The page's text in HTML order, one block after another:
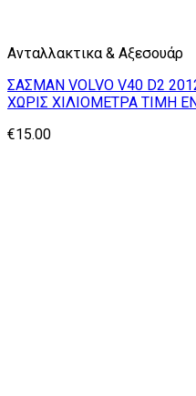
Ανταλλακτικα & Αξεσουάρ
ΣΑΣΜΑΝ VOLVO V40 D2
ΧΩΡΙΣ ΧΙΛΙΟΜΕΤΡΑ ΤΙΜΗ
€15.00